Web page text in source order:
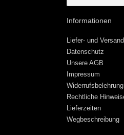
Informationen
Liefer- und
Datenschutz
Unsere AGB
Impressum
Rechtliche
Lieferzeiten
Wegbeschreibung